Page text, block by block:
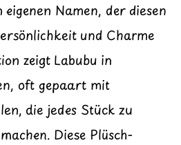
Namen, der diesen
und Charme
zeigt Labubu in
oft gepaart mit
die jedes Stück zu
Diese Plüsch-